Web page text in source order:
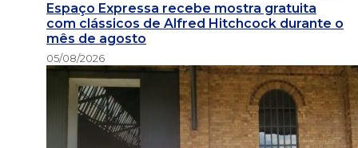
Espaço Expressa recebe mostra gratuita
com clássicos de Alfred Hitchcock durante o
mês de agosto
05/08/2026